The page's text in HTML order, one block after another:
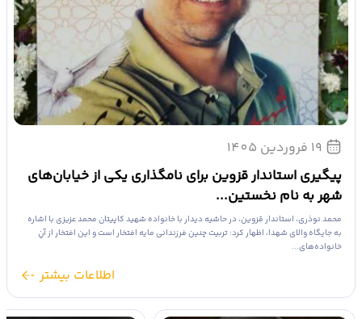
19 فروردین 1405
پیگیری استاندار قزوین برای نامگذاری یکی از خیابان‌های
شهر به نام نخستین...
محمد نوذری، استاندار قزوین، در حاشیه دیدار با خانواده شهید کاپیتان محمد عزیزی با اشاره
به جایگاه والای شهدا، اظهار کرد: تربیت چنین فرزندانی مایه افتخار است و این افتخار از آنِ
خانواده‌های...
اطلاعات بیشتر